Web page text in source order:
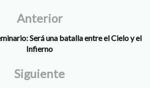
Anterior
Será una batalla entre el Cielo y el
Infierno
Siguiente